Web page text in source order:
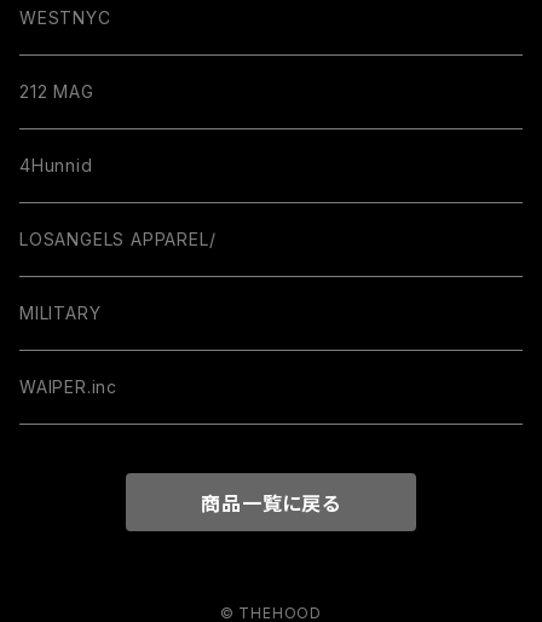
WESTNYC
212 MAG
4Hunnid
LOSANGELS APPAREL/
MILITARY
WAIPER.inc
商品一覧に戻る
© THEHOOD